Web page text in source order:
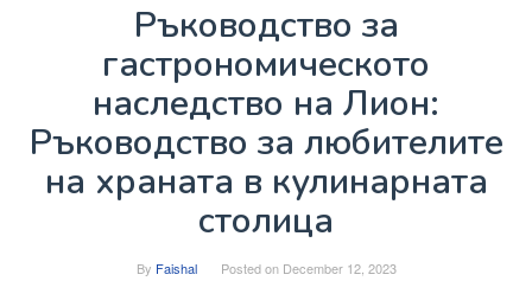
Ръководство за
гастрономическото
наследство на Лион:
Ръководство за любителите
на храната в кулинарната
столица
By Faishal Posted on December 12, 2023